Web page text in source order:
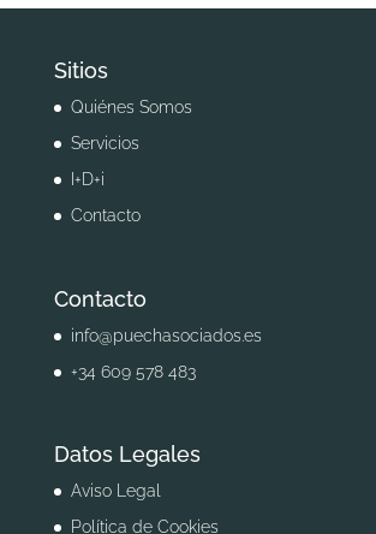
Sitios
Quiénes Somos
Servicios
I+D+i
Contacto
Contacto
info@puechasociados.es
+34 609 578 483
Datos Legales
Aviso Legal
Política de Cookies